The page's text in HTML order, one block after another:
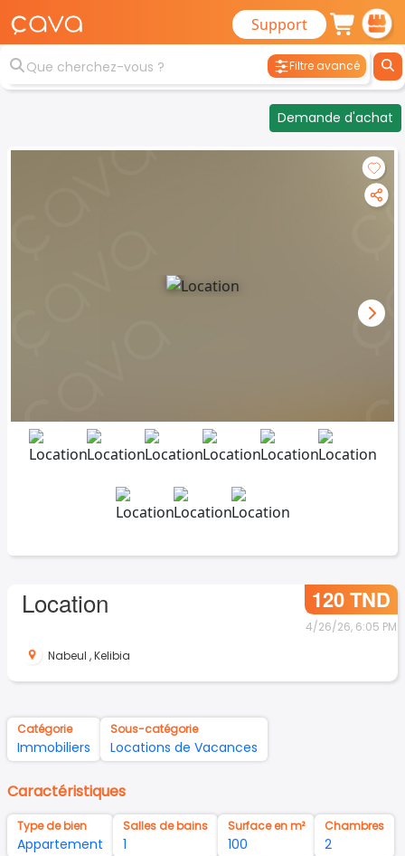
Support
Filtre avancé
Demande d'achat
Location 120 TND
4/26/26, 6:05 PM
Nabeul ,Kelibia
Catégorie
Immobiliers
Sous-catégorie
Locations de Vacances
Caractéristiques
Type de bien
Appartement
Salles de bains
1
Surface en m²
100
Chambres
2